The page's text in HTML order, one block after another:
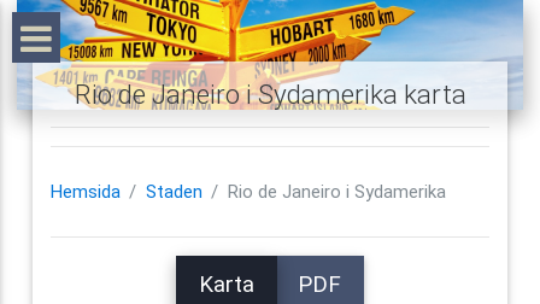
Rio de Janeiro i Sydamerika karta
Hemsida Staden Rio de Janeiro i Sydamerika
Karta PDF